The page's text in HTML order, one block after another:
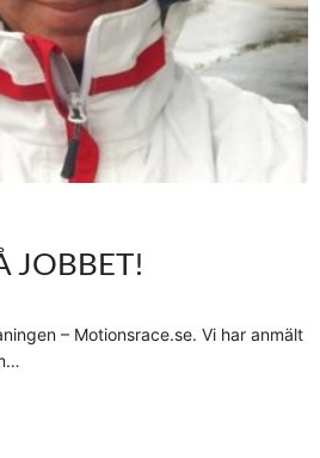
JOBBET!
– Motionsrace.se. Vi har anmält